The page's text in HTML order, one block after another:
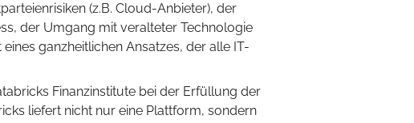
(z.B. Cloud-Anbieter), der
der Umgang mit veralteter Technologie
ganzheitlichen Ansatzes, der alle IT-
Finanzinstitute bei der Erfüllung der
liefert nicht nur eine Plattform, sondern